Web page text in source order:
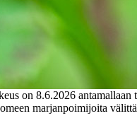
on 8.6.2026
marjanpoimijoita